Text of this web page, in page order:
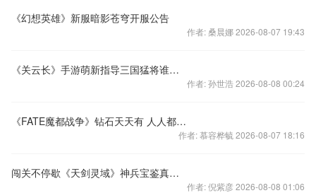
《幻想英雄》新服暗影苍穹开服公告
作者: 桑晨娜 2026-08-07 19:43
《关云长》手游萌新指导三国猛将谁是你的菜
作者: 孙世浩 2026-08-08 00:24
《FATE魔都战争》钻石天天有 人人都是壕
作者: 慕容桦毓 2026-08-07 18:16
闯关不停歇《天剑灵域》神兵宝鉴真英雄
作者: 倪紫彦 2026-08-08 01:06